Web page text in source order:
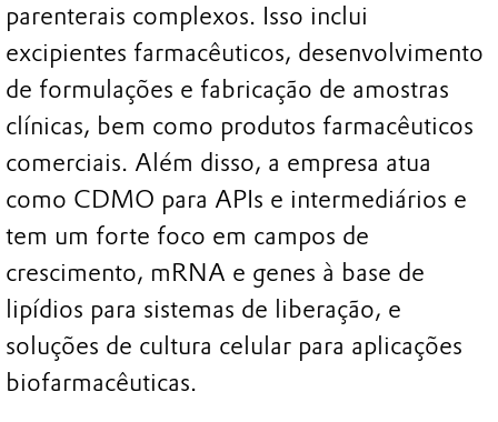
parenterais complexos. Isso inclui
excipientes farmacêuticos, desenvolvimento
de formulações e fabricação de amostras
clínicas, bem como produtos farmacêuticos
comerciais. Além disso, a empresa atua
como CDMO para APIs e intermediários e
tem um forte foco em campos de
crescimento, mRNA e genes à base de
lipídios para sistemas de liberação, e
soluções de cultura celular para aplicações
biofarmacêuticas.